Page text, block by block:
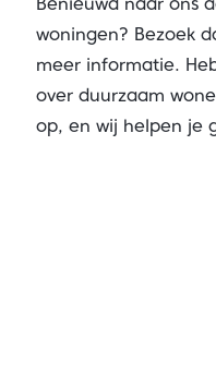
woningen? Bezoek
meer informatie.
over duurzaam
op, en wij helpen je